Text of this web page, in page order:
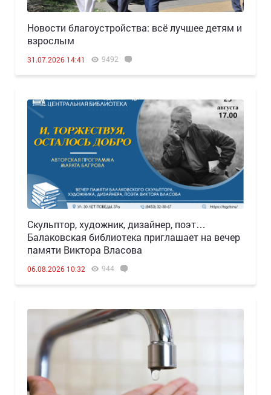
Новости благоустройства: всё лучшее детям и
взрослым
31.07.2026 14:41 9492
Скульптор, художник, дизайнер, поэт…
Балаковская библиотека приглашает на вечер
памяти Виктора Власова
06.08.2026 10:32 944